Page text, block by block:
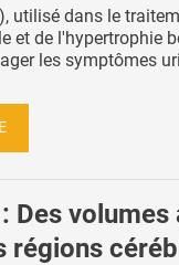
utilisé dans le
et de l'hypertrophie
les symptômes
: Des
régions